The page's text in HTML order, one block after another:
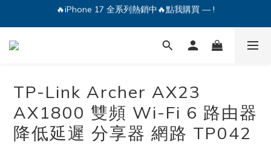
🔥iPhone 17 全系列熱銷中🔥點我購買 — !
💕加入Q哥 Line 新好友領優惠券！🎫
🔥iPhone 17 全系列熱銷中🔥點我購買 — !
TP-Link Archer AX23
AX1800 雙頻 Wi-Fi 6 路由器
降低延遲 分享器 網路 TP042